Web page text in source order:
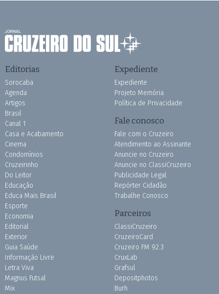
Editorias
Sorocaba
Agenda
Artigos
Brasil
Canal 1
Casa e Acabamento
Cinema
Condomínios
Cruzeirinho
Do Leitor
Educação
Educa Mais Brasil
Esporte
Economia
Editorial
Exterior
Guia Saúde
Informação Livre
Letra Viva
Magnus Futsal
Mix
Expediente
Expediente
Projeto Memória
Política de Privacidade
Fale conosco
Fale com o Cruzeiro
Atendimento ao Assinante
Anuncie no Cruzeiro
Anuncie no ClassiCruzeiro
Publicidade Legal
Repórter Cidadão
Trabalhe Conosco
Parceiros
ClassiCruzeiro
CruzeiroCard
Cruzeiro FM 92.3
CruxLab
Grafsul
Depositphotos
Burh